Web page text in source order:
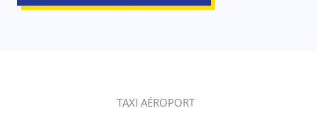
TAXI AÉROPORT